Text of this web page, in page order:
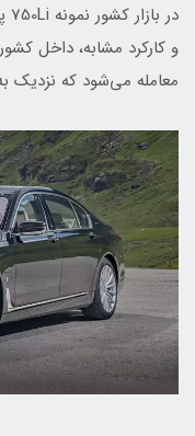
معامله می‌شود که نزدیک